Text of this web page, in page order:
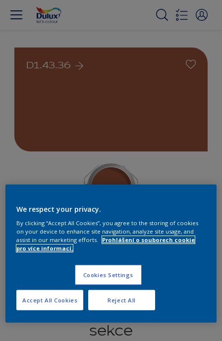
D1.43.36
Najít výrobek v tomto odstínu
Koordinovat barevné
sekce
We respect your privacy.
By clicking “Accept All Cookies”, you agree to the storing of cookies
on your device to enhance site navigation, analyze site usage, and
assist in our marketing efforts.
Prohlášení o souborech cookie
pro více informací.
Cookies Settings
Reject All
Accept All Cookies